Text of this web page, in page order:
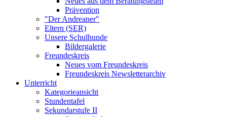
Prävention
"Der Andreaner"
Eltern (SER)
Unsere Schulhunde
Bildergalerie
Freundeskreis
Neues vom Freundeskreis
Freundeskreis Newsletterarchiv
Unterricht
Kategorieansicht
Stundentafel
Sekundarstufe II